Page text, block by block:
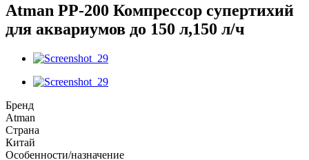
Atman PP-200 Компрессор супертихий
для аквариумов до 150 л,150 л/ч
Бренд
Atman
Страна
Китай
Особенности/назначение